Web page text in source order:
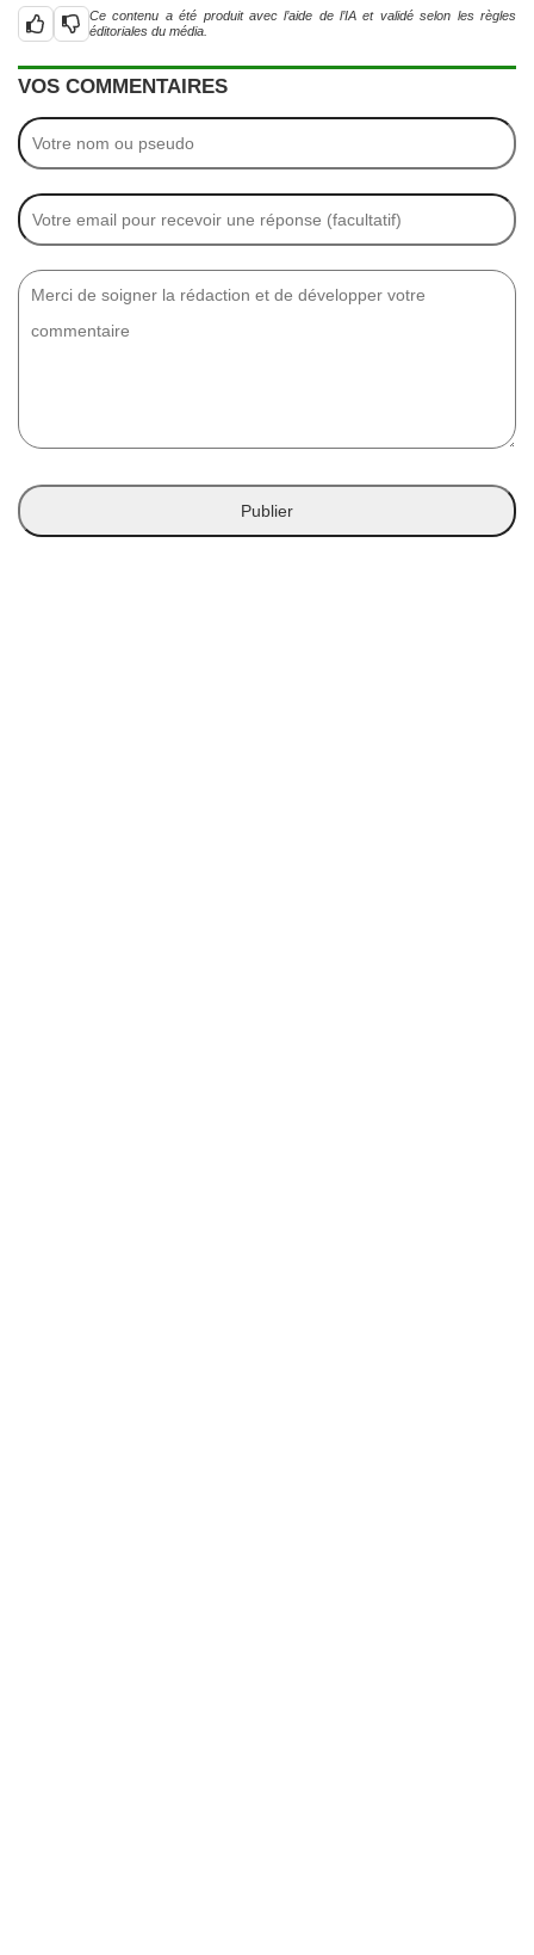
Ce contenu a été produit avec l’aide de l’IA et validé selon les règles
éditoriales du média.
VOS COMMENTAIRES